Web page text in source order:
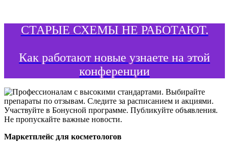
СТАРЫЕ СХЕМЫ НЕ РАБОТАЮТ.
Как работают новые узнаете на этой
конференции
Маркетплейс для косметологов